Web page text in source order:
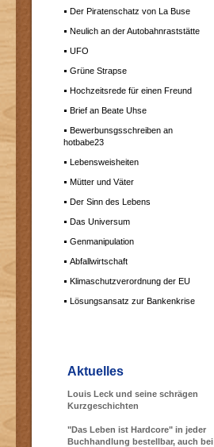
Der Piratenschatz von La Buse
Neulich an der Autobahnraststätte
UFO
Grüne Strapse
Hochzeitsrede für einen Freund
Brief an Beate Uhse
Bewerbunsgsschreiben an
hotbabe23
Lebensweisheiten
Mütter und Väter
Der Sinn des Lebens
Das Universum
Genmanipulation
Abfallwirtschaft
Klimaschutzverordnung der EU
Lösungsansatz zur Bankenkrise
Aktuelles
Louis Leck und seine schrägen
Kurzgeschichten
"Das Leben ist Hardcore" in jeder
Buchhandlung bestellbar, auch bei